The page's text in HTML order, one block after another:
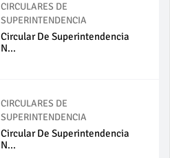
CIRCULARES DE
SUPERINTENDENCIA
Circular De Superintendencia
N...
CIRCULARES DE
SUPERINTENDENCIA
Circular De Superintendencia
N...